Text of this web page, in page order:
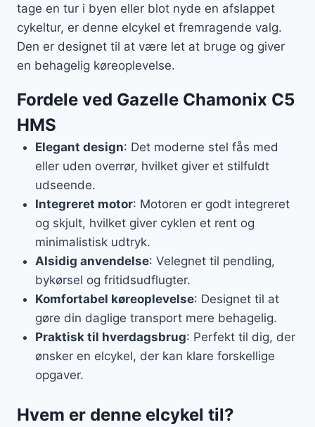
tage en tur i byen eller blot nyde en afslappet
cykeltur, er denne elcykel et fremragende valg.
Den er designet til at være let at bruge og giver
en behagelig køreoplevelse.
Fordele ved Gazelle Chamonix C5
HMS
Elegant design: Det moderne stel fås med
eller uden overrør, hvilket giver et stilfuldt
udseende.
Integreret motor: Motoren er godt integreret
og skjult, hvilket giver cyklen et rent og
minimalistisk udtryk.
Alsidig anvendelse: Velegnet til pendling,
bykørsel og fritidsudflugter.
Komfortabel køreoplevelse: Designet til at
gøre din daglige transport mere behagelig.
Praktisk til hverdagsbrug: Perfekt til dig, der
ønsker en elcykel, der kan klare forskellige
opgaver.
Hvem er denne elcykel til?